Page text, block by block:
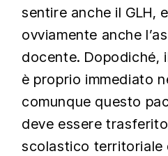
sentire anche il GLH,
ovviamente anche
docente. Dopodiché,
è proprio immediato
comunque questo
deve essere
scolastico territoriale